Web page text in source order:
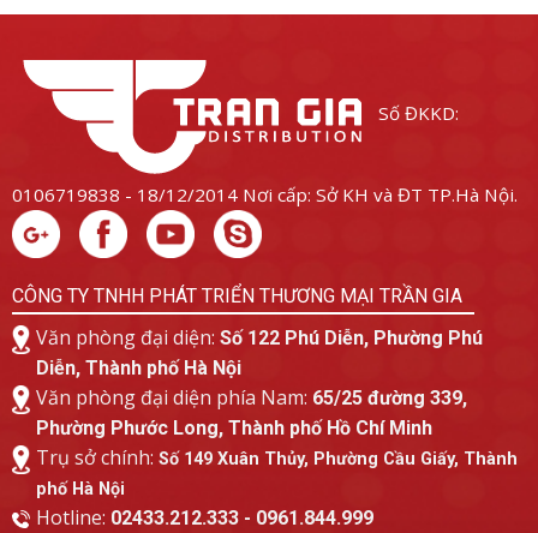
Số ĐKKD:
0106719838 - 18/12/2014 Nơi cấp: Sở KH và ĐT TP.Hà Nội.
CÔNG TY TNHH PHÁT TRIỂN THƯƠNG MẠI TRẦN GIA
Văn phòng đại diện: Số 122 Phú Diễn, Phường Phú
Diễn, Thành phố Hà Nội
Văn phòng đại diện phía Nam: 65/25 đường 339,
Phường Phước Long, Thành phố Hồ Chí Minh
Trụ sở chính: Số 149 Xuân Thủy, Phường Cầu Giấy, Thành
phố Hà Nội
Hotline: 02433.212.333 - 0961.844.999